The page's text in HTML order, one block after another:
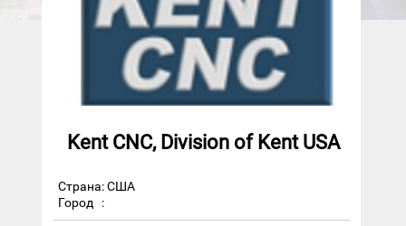
Kent CNC, Division of Kent USA
Страна: США
Город
: